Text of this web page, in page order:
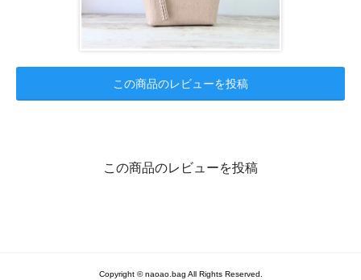
この商品のレビューを投稿
この商品のレビューを投稿
Copyright © naoao.bag All Rights Reserved.